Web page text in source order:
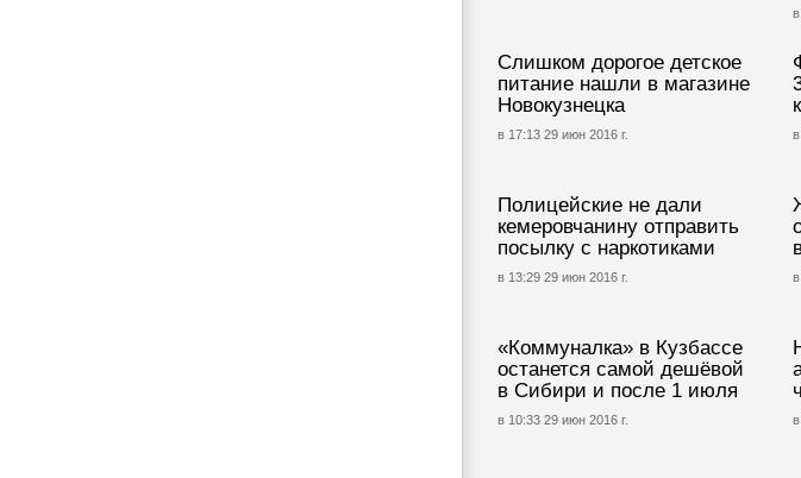
Слишком дорогое детское
питание нашли в магазине
Новокузнецка
в 17:13 29 июн 2016 г.
Полицейские не дали
кемеровчанину отправить
посылку с наркотиками
в 13:29 29 июн 2016 г.
«Коммуналка» в Кузбассе
останется самой дешёвой
в Сибири и после 1 июля
в 10:33 29 июн 2016 г.